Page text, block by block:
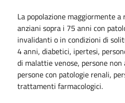
La popolazione maggiormente a
anziani sopra i 75 anni con
invalidanti o in condizioni di
4 anni, diabetici, ipertesi,
di malattie venose, persone
persone con patologie renali,
trattamenti farmacologici.